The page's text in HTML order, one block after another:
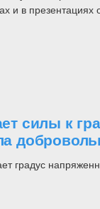
и в презентациях
силы к
градус